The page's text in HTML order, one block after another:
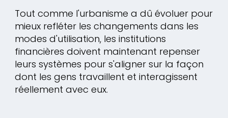
Tout comme l'urbanisme a dû évoluer pour
mieux refléter les changements dans les
modes d'utilisation, les institutions
financières doivent maintenant repenser
leurs systèmes pour s'aligner sur la façon
dont les gens travaillent et interagissent
réellement avec eux.